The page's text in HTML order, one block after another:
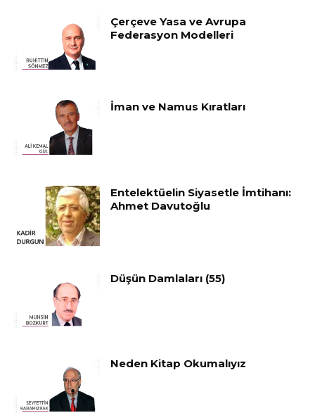
Çerçeve Yasa ve Avrupa
Federasyon Modelleri
İman ve Namus Kıratları
Entelektüelin Siyasetle İmtihanı:
Ahmet Davutoğlu
Düşün Damlaları (55)
Neden Kitap Okumalıyız